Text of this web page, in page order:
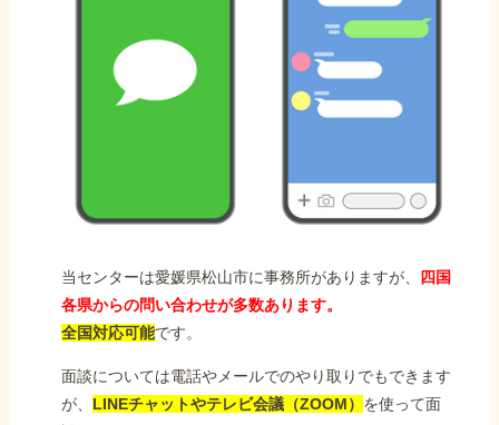
当センターは愛媛県松山市に事務所がありますが、 四国
各県からの問い合わせが多数あります。
全国対応可能です。
面談については電話やメールでのやり取りでもできます
が、 LINEチャットやテレビ会議（ZOOM） を使って面